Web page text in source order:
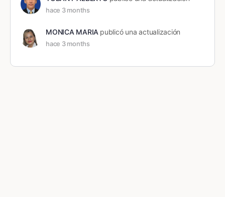
hace 3 months
MONICA MARIA publicó una actualización
hace 3 months